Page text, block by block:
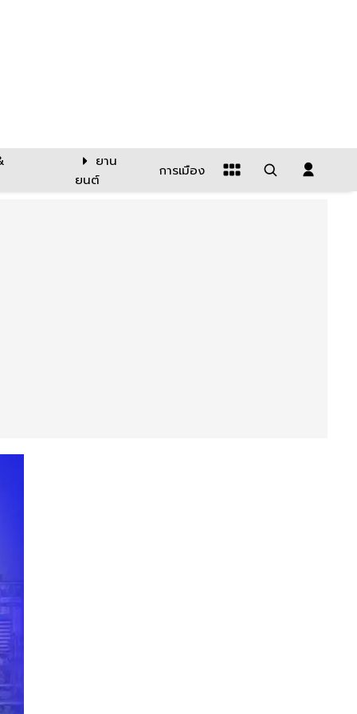
ยาน
ยนต์
การเมือง